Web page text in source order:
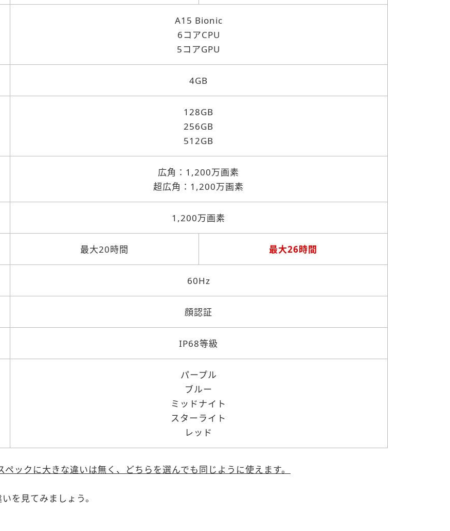
A15 Bionic
6コアCPU
5コアGPU
4GB
128GB
256GB
512GB
広角：1,200万画素
超広角：1,200万画素
1,200万画素
最大20時間 最大26時間
60Hz
顔認証
IP68等級
パープル
ブルー
ミッドナイト
スターライト
レッド
ペックに大きな違いは無く、 どちらを選んでも同じように使えます。
を見てみましょう。